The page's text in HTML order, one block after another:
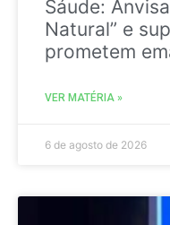
Sáude:
Natural” e
prometem
VER MATÉRIA »
6 de agosto de 2026